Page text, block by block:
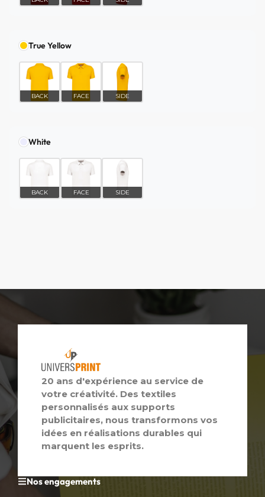
True Yellow
BACK FACE SIDE
White
BACK FACE SIDE
Nos engagements
20 ans d'expérience au service de
votre créativité. Des textiles
personnalisés aux supports
publicitaires, nous transformons vos
idées en réalisations durables qui
marquent les esprits.